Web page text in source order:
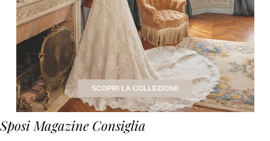
Sposi Magazine Consiglia